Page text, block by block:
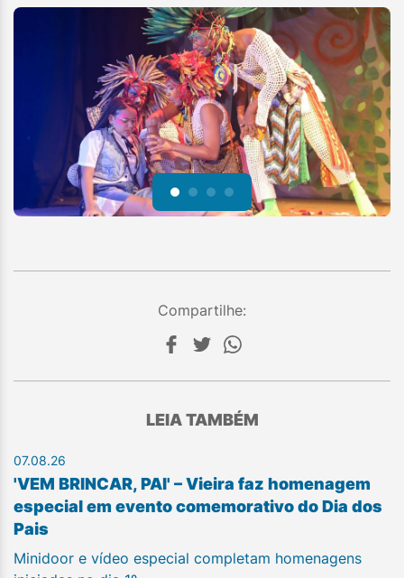
Compartilhe:
LEIA TAMBÉM
07.08.26
'VEM BRINCAR, PAI' – Vieira faz homenagem
especial em evento comemorativo do Dia dos
Pais
Minidoor e vídeo especial completam homenagens